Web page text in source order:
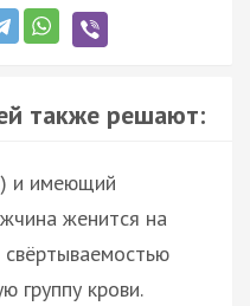
также решают:
и имеющий
женится на
группу крови.